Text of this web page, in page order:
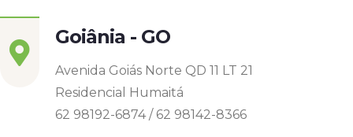
Goiânia - GO
Avenida Goiás Norte QD 11 LT 21
Residencial Humaitá
62 98192-6874 / 62 98142-8366